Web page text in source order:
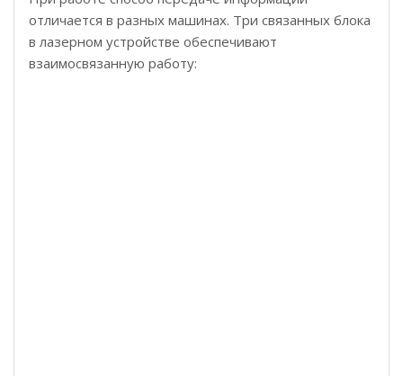
отличается в разных машинах. Три связанных блока
в лазерном устройстве обеспечивают
взаимосвязанную работу: